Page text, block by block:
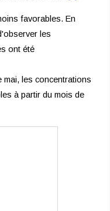
favorables. En
les
ont été
mai, les concentrations
à partir du mois de